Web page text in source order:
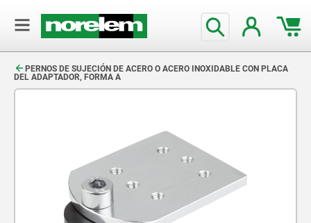
PERNOS DE SUJECIÓN DE ACERO O ACERO INOXIDABLE CON PLACA
DEL ADAPTADOR, FORMA A